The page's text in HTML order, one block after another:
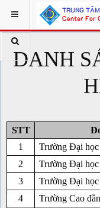
DANH
STT
1
Trường Đại
2
Trường Đại
3
Trường Đại
4
Trường Cao